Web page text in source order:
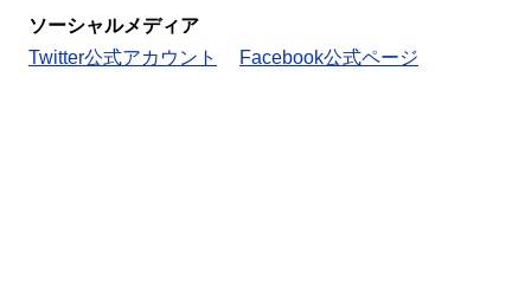
ソーシャルメディア
Twitter公式アカウント
Facebook公式ページ